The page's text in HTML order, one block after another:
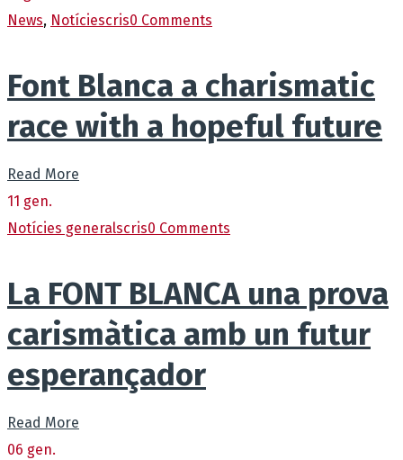
News, Notíciescris0 Comments
Font Blanca a charismatic
race with a hopeful future
Read More
11 gen.
Notícies generalscris0 Comments
La FONT BLANCA una prova
carismàtica amb un futur
esperançador
Read More
06 gen.